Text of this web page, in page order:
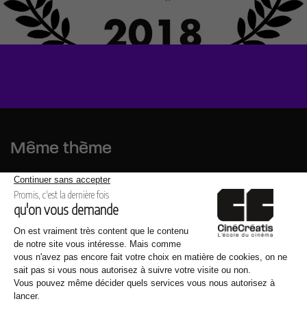
Même thème
07.08.2026